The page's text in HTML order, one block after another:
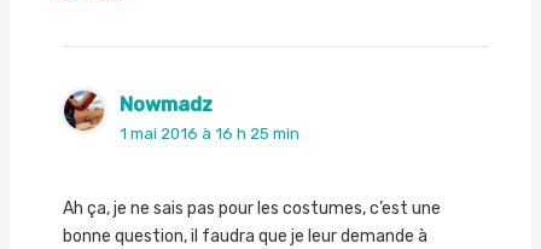
Nowmadz
1 mai 2016 à 16 h 25 min
Ah ça, je ne sais pas pour les costumes, c’est une
bonne question, il faudra que je leur demande à